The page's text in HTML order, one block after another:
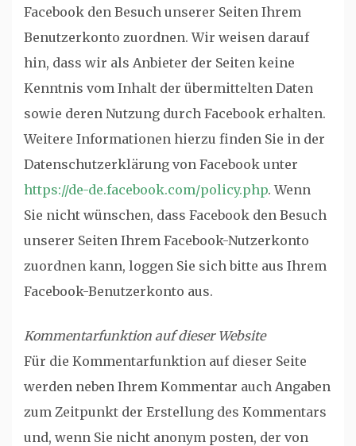
Facebook den Besuch unserer Seiten Ihrem
Benutzerkonto zuordnen. Wir weisen darauf
hin, dass wir als Anbieter der Seiten keine
Kenntnis vom Inhalt der übermittelten Daten
sowie deren Nutzung durch Facebook erhalten.
Weitere Informationen hierzu finden Sie in der
Datenschutzerklärung von Facebook unter
https://de-de.facebook.com/policy.php. Wenn
Sie nicht wünschen, dass Facebook den Besuch
unserer Seiten Ihrem Facebook-Nutzerkonto
zuordnen kann, loggen Sie sich bitte aus Ihrem
Facebook-Benutzerkonto aus.
Kommentarfunktion auf dieser Website
Für die Kommentarfunktion auf dieser Seite
werden neben Ihrem Kommentar auch Angaben
zum Zeitpunkt der Erstellung des Kommentars
und, wenn Sie nicht anonym posten, der von